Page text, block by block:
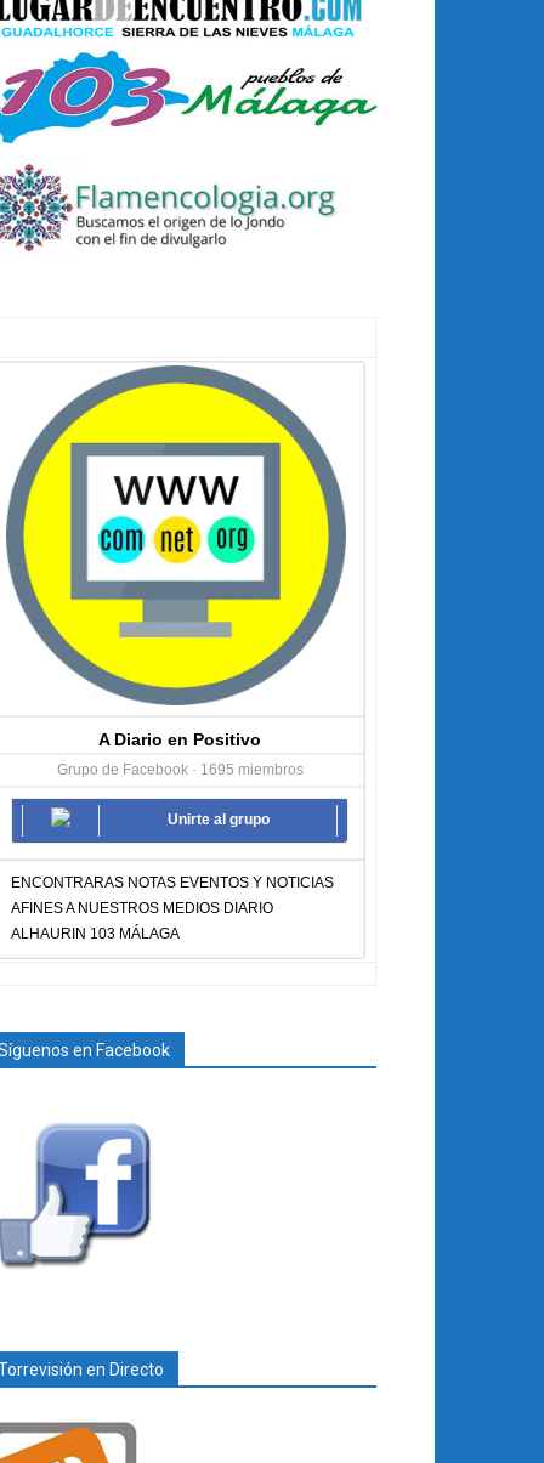
A Diario en Positivo
Grupo de Facebook · 1695 miembros
Unirte al grupo
ENCONTRARAS NOTAS EVENTOS Y NOTICIAS
AFINES A NUESTROS MEDIOS DIARIO
ALHAURIN 103 MÁLAGA
en Facebook
en Directo